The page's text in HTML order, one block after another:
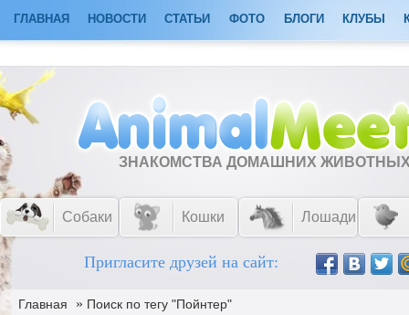
ГЛАВНАЯ НОВОСТИ СТАТЬИ ФОТО БЛОГИ КЛУБЫ
ЗНАКОМСТВА ДОМАШНИХ
Собаки Кошки Лошади
Пригласите друзей на сайт:
Главная » Поиск по тегу "Пойнтер"